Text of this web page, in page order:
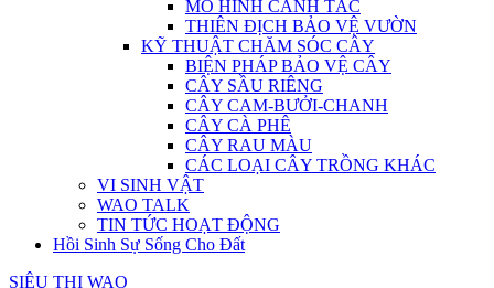
MÔ HÌNH CANH TÁC
THIÊN ĐỊCH BẢO VỆ VƯỜN
KỸ THUẬT CHĂM SÓC CÂY
BIỆN PHÁP BẢO VỆ CÂY
CÂY SẦU RIÊNG
CÂY CAM-BƯỞI-CHANH
CÂY CÀ PHÊ
CÂY RAU MÀU
CÁC LOẠI CÂY TRỒNG KHÁC
VI SINH VẬT
WAO TALK
TIN TỨC HOẠT ĐỘNG
Hồi Sinh Sự Sống Cho Đất
SIÊU THỊ WAO